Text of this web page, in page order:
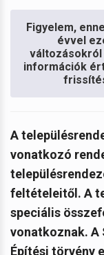
Figyelem,
évvel
információk
A
vonatkozó
feltételeitől. A
speciális
vonatkoznak. A
Építési törvény